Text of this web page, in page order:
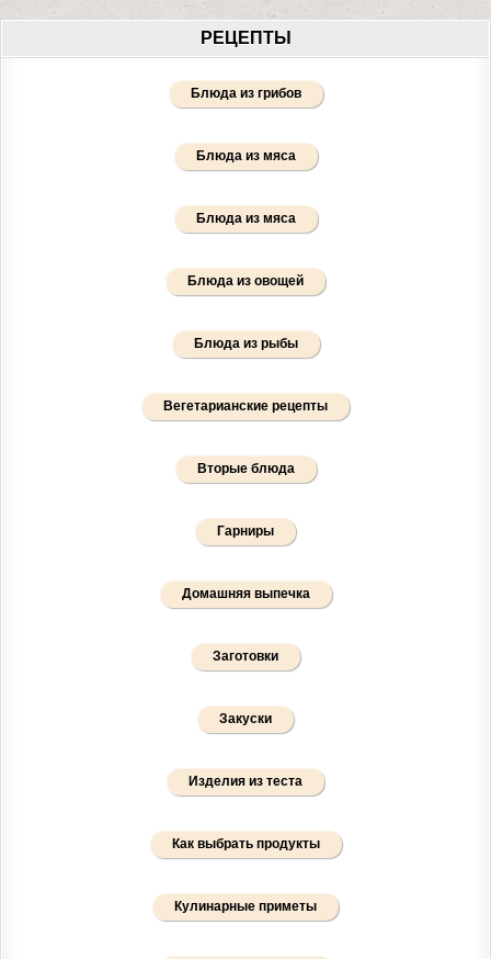
РЕЦЕПТЫ
Блюда из грибов
Блюда из мяса
Блюда из мяса
Блюда из овощей
Блюда из рыбы
Вегетарианские рецепты
Вторые блюда
Гарниры
Домашняя выпечка
Заготовки
Закуски
Изделия из теста
Как выбрать продукты
Кулинарные приметы